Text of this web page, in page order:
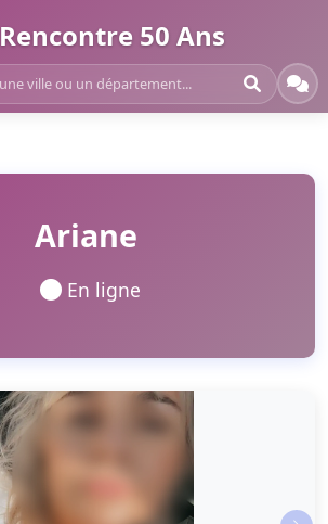
Rencontre 50 Ans
Ariane
En ligne